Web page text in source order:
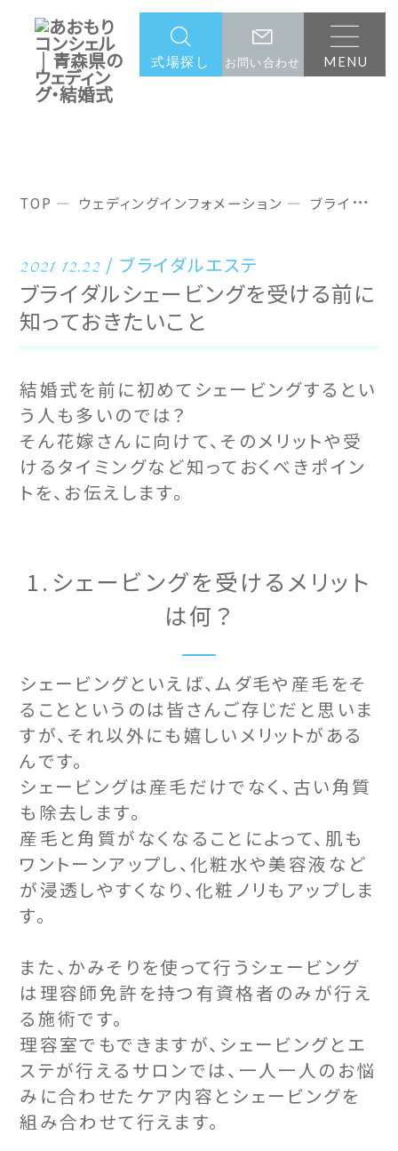
式場探し お問い合わせ MENU
TOP ウェディングインフォメーション ブライダルシェービングを受ける前に知っておきたいこと
2021 12.22 ブライダルエステ
ブライダルシェービングを受ける前に
知っておきたいこと
結婚式を前に初めてシェービングするとい
う人も多いのでは？
そん花嫁さんに向けて、そのメリットや受
けるタイミングなど知っておくべきポイン
トを、お伝えします。
1.シェービングを受けるメリット
は何？
シェービングといえば、ムダ毛や産毛をそ
ることというのは皆さんご存じだと思いま
すが、それ以外にも嬉しいメリットがある
んです。
シェービングは産毛だけでなく、古い角質
も除去します。
産毛と角質がなくなることによって、肌も
ワントーンアップし、化粧水や美容液など
が浸透しやすくなり、化粧ノリもアップしま
す。
また、かみそりを使って行うシェービング
は理容師免許を持つ有資格者のみが行え
る施術です。
理容室でもできますが、シェービングとエ
ステが行えるサロンでは、一人一人のお悩
みに合わせたケア内容とシェービングを
組み合わせて行えます。